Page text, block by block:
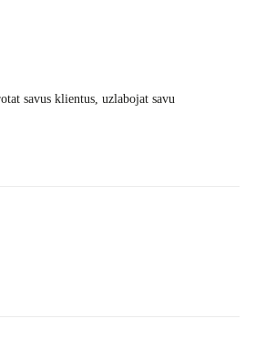
savus klientus, uzlabojat savu